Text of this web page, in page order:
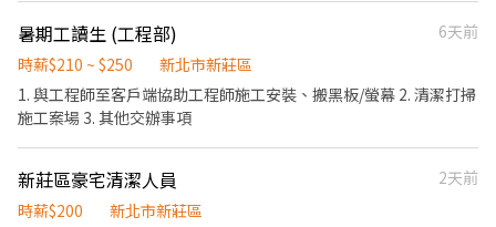
核，敏感欄位（身分證/詳細地址）錄取前皆可先不填！ ➋加入留
言： 👉https://lin.ee/OBnhVN5 私訊留下 ⌜姓名+電話 +應徵半導
壓力 ✅工作地點：三峽 ✅免費供餐 ✅免費汽機車停車位 👉無經驗可
👉提供日領、週領 👉依照指示將產品簡單組裝 👉整理和檢查組裝
完成的商品 👉週休二日⏰ 時間好安排 #日領全薪 #高額週領一萬 #
轉他人帳戶 #現金 #八德 #龜山 #鶯歌 #土城#大溪#桃園#新北 #周休
暑期工讀生 (工程部)
6天前
時薪$210 ~ $250
新北市新莊區
1. 與工程師至客戶端協助工程師施工安裝、搬黑板/螢幕 2. 清潔打掃
施工案場 3. 其他交辦事項
新莊區豪宅清潔人員
2天前
時薪$200
新北市新莊區